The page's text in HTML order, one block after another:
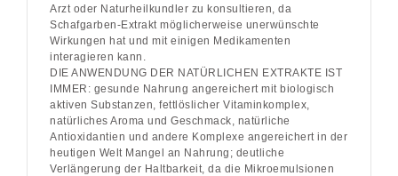
Arzt oder Naturheilkundler zu konsultieren, da
Schafgarben-Extrakt möglicherweise unerwünschte
Wirkungen hat und mit einigen Medikamenten
interagieren kann.
DIE ANWENDUNG DER NATÜRLICHEN EXTRAKTE IST
IMMER: gesunde Nahrung angereichert mit biologisch
aktiven Substanzen, fettlöslicher Vitaminkomplex,
natürliches Aroma und Geschmack, natürliche
Antioxidantien und andere Komplexe angereichert in der
heutigen Welt Mangel an Nahrung; deutliche
Verlängerung der Haltbarkeit, da die Mikroemulsionen